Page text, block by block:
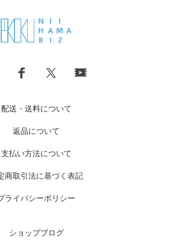
配送・送料について
返品について
支払い方法について
商取引法に基づく表記
ライバシーポリシー
ショップブログ